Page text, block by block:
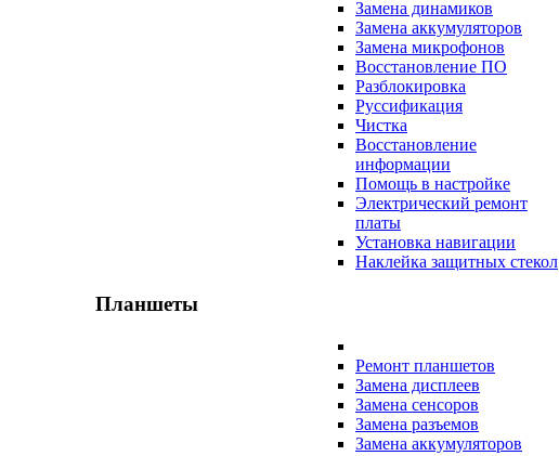
Замена динамиков
Замена аккумуляторов
Замена микрофонов
Восстановление ПО
Разблокировка
Руссификация
Чистка
Восстановление
информации
Помощь в настройке
Электрический ремонт
платы
Установка навигации
Наклейка защитных стекол
Планшеты
Ремонт планшетов
Замена дисплеев
Замена сенсоров
Замена разъемов
Замена аккумуляторов